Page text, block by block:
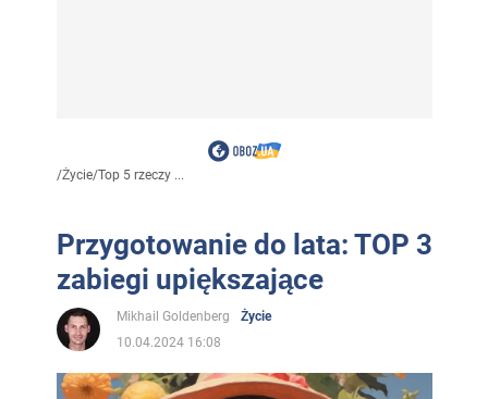
/Życie/Top 5 rzeczy ...
Przygotowanie do lata: TOP 3
zabiegi upiększające
Mikhail Goldenberg
Życie
10.04.2024 16:08